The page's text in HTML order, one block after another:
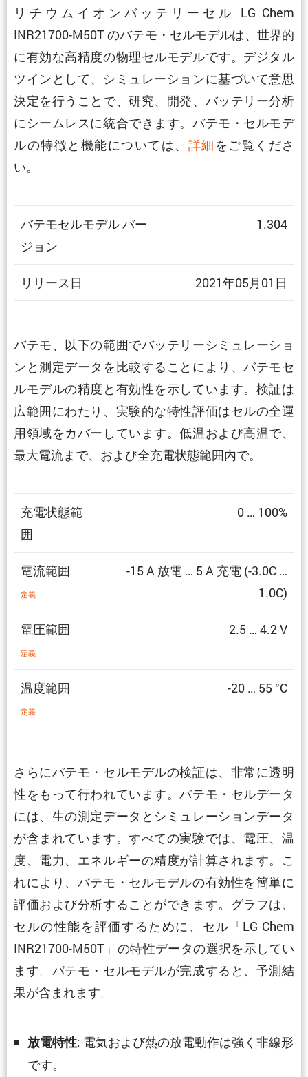
リチウムイオンバッテリーセル LG Chem
INR21700-M50T のバテモ・セルモデルは、世界的
に有効な高精度の物理セルモデルです。デジタル
ツインとして、シミュレーションに基づいて意思
決定を行うことで、研究、開発、バッテリー分析
にシームレスに統合できます。バテモ・セルモデ
ルの特徴と機能については、 詳細 をご覧くださ
い。
バテモセルモデル バー
ジョン
1.304
リリース日 2021年05月01日
バテモ、以下の範囲でバッテリーシミュレーショ
ンと測定データを比較することにより、バテモセ
ルモデルの精度と有効性を示しています。検証は
広範囲にわたり、実験的な特性評価はセルの全運
用領域をカバーしています。低温および高温で、
最大電流まで、および全充電状態範囲内で。
充電状態範
囲
0 … 100%
電流範囲
定義
-15 A 放電 … 5 A 充電 (-3.0C …
1.0C)
電圧範囲
定義
2.5 … 4.2 V
温度範囲
定義
-20 … 55 °C
さらにバテモ・セルモデルの検証は、非常に透明
性をもって行われています。バテモ・セルデータ
には、生の測定データとシミュレーションデータ
が含まれています。すべての実験では、電圧、温
度、電力、エネルギーの精度が計算されます。こ
れにより、バテモ・セルモデルの有効性を簡単に
評価および分析することができます。グラフは、
セルの性能を評価するために、セル「LG Chem
INR21700-M50T」の特性データの選択を示してい
ます。バテモ・セルモデルが完成すると、予測結
果が含まれます。
放電特性: 電気および熱の放電動作は強く非線形
です。